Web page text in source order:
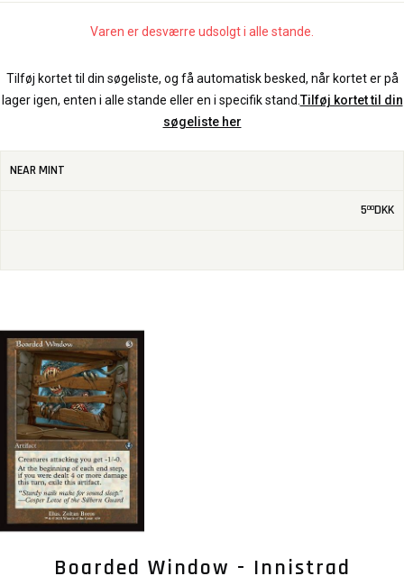
Varen er desværre udsolgt i alle stande.
Tilføj kortet til din søgeliste, og få automatisk besked, når kortet er på
lager igen, enten i alle stande eller en i specifik stand. Tilføj kortet til din
søgeliste her
NEAR MINT
500DKK
Boarded Window - Innistrad